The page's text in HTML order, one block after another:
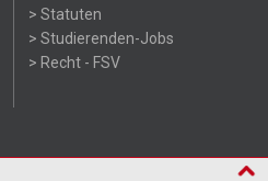
> Statuten
> Studierenden-Jobs
> Recht - FSV